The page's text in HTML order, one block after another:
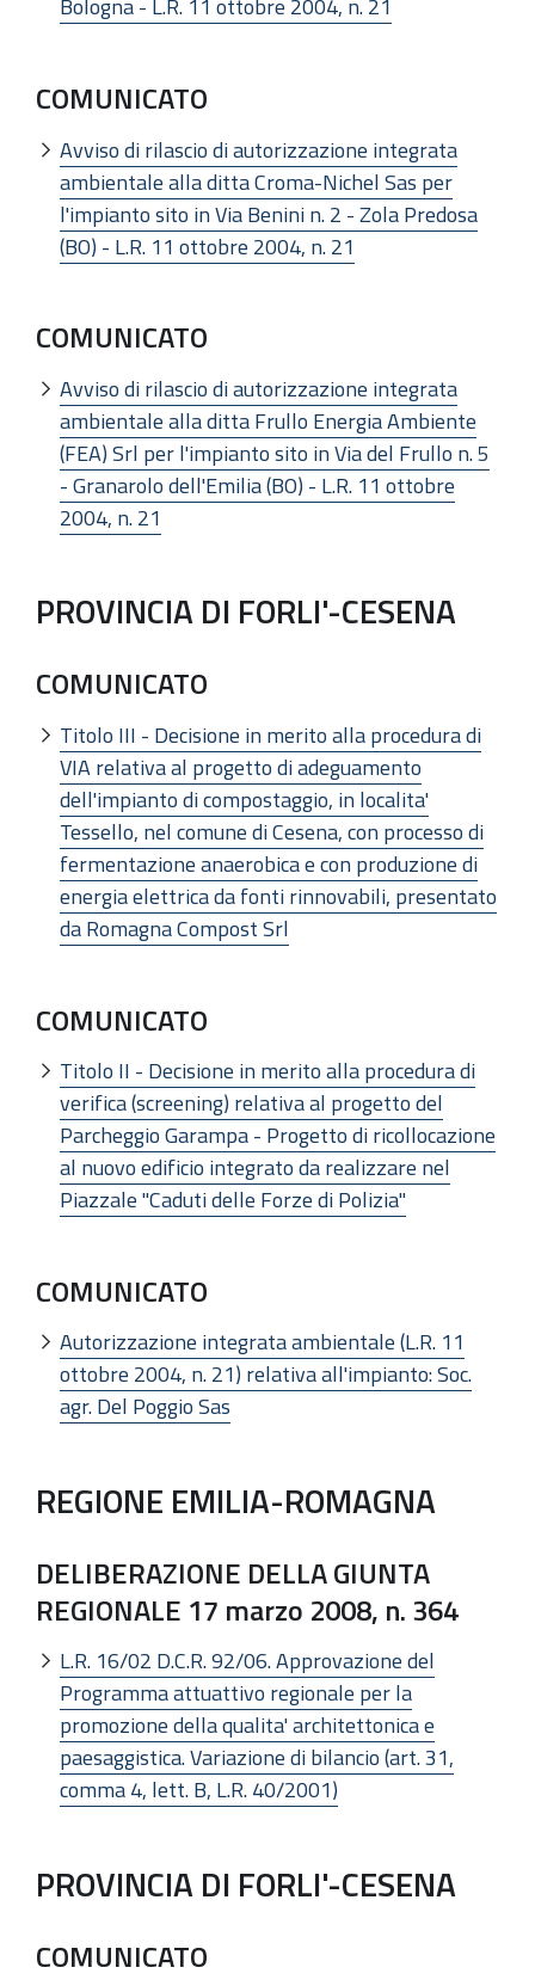
Bologna - L.R. 11 ottobre 2004, n. 21
COMUNICATO
Avviso di rilascio di autorizzazione integrata
ambientale alla ditta Croma-Nichel Sas per
l'impianto sito in Via Benini n. 2 - Zola Predosa
(BO) - L.R. 11 ottobre 2004, n. 21
COMUNICATO
Avviso di rilascio di autorizzazione integrata
ambientale alla ditta Frullo Energia Ambiente
(FEA) Srl per l'impianto sito in Via del Frullo n. 5
- Granarolo dell'Emilia (BO) - L.R. 11 ottobre
2004, n. 21
PROVINCIA DI FORLI'-CESENA
COMUNICATO
Titolo III - Decisione in merito alla procedura di
VIA relativa al progetto di adeguamento
dell'impianto di compostaggio, in localita'
Tessello, nel comune di Cesena, con processo di
fermentazione anaerobica e con produzione di
energia elettrica da fonti rinnovabili, presentato
da Romagna Compost Srl
COMUNICATO
Titolo II - Decisione in merito alla procedura di
verifica (screening) relativa al progetto del
Parcheggio Garampa - Progetto di ricollocazione
al nuovo edificio integrato da realizzare nel
Piazzale "Caduti delle Forze di Polizia"
COMUNICATO
Autorizzazione integrata ambientale (L.R. 11
ottobre 2004, n. 21) relativa all'impianto: Soc.
agr. Del Poggio Sas
REGIONE EMILIA-ROMAGNA
DELIBERAZIONE DELLA GIUNTA
REGIONALE 17 marzo 2008, n. 364
L.R. 16/02 D.C.R. 92/06. Approvazione del
Programma attuattivo regionale per la
promozione della qualita' architettonica e
paesaggistica. Variazione di bilancio (art. 31,
comma 4, lett. B, L.R. 40/2001)
PROVINCIA DI FORLI'-CESENA
COMUNICATO